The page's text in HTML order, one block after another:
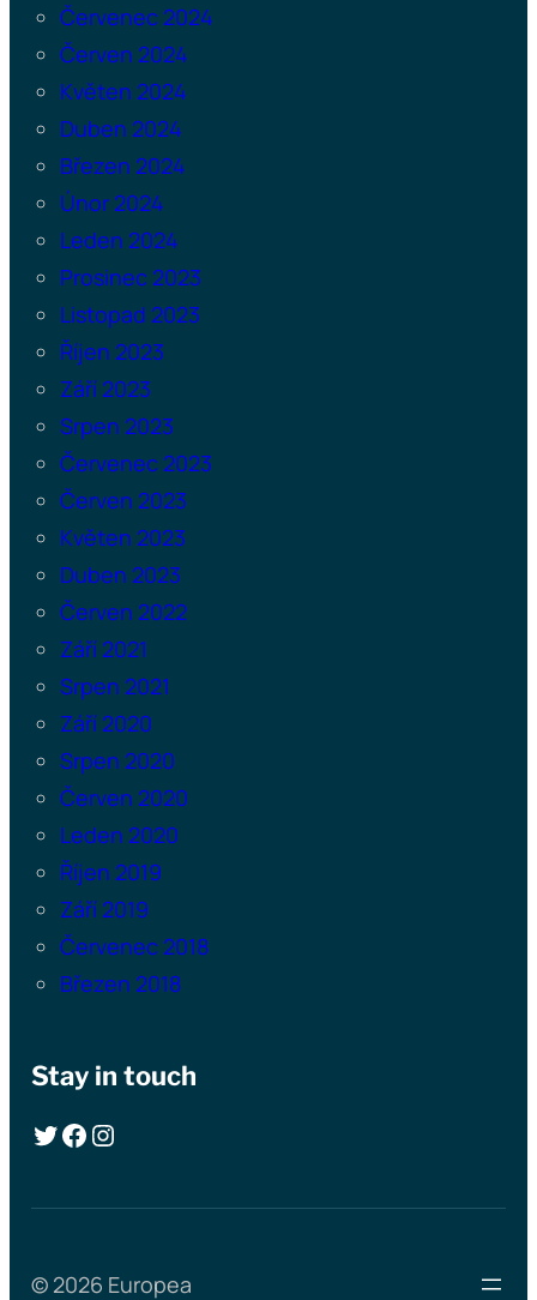
Červenec 2024
Červen 2024
Květen 2024
Duben 2024
Březen 2024
Únor 2024
Leden 2024
Prosinec 2023
Listopad 2023
Říjen 2023
Září 2023
Srpen 2023
Červenec 2023
Červen 2023
Květen 2023
Duben 2023
Červen 2022
Září 2021
Srpen 2021
Září 2020
Srpen 2020
Červen 2020
Leden 2020
Říjen 2019
Září 2019
Červenec 2018
Březen 2018
Stay in touch
Twitter Facebook Instagram
© 2026 Europea